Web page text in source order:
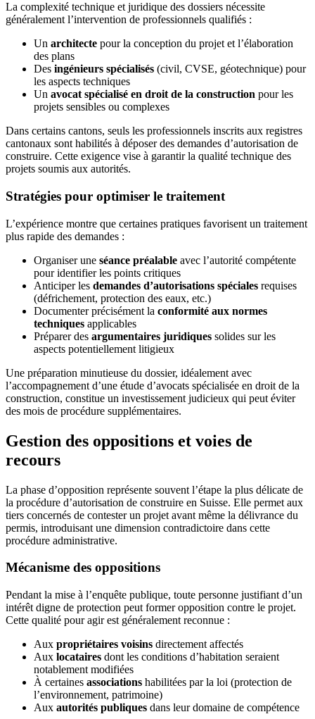
La complexité technique et juridique des dossiers nécessite
généralement l’intervention de professionnels qualifiés :
Un architecte pour la conception du projet et l’élaboration
des plans
Des ingénieurs spécialisés (civil, CVSE, géotechnique) pour
les aspects techniques
Un avocat spécialisé en droit de la construction pour les
projets sensibles ou complexes
Dans certains cantons, seuls les professionnels inscrits aux registres
cantonaux sont habilités à déposer des demandes d’autorisation de
construire. Cette exigence vise à garantir la qualité technique des
projets soumis aux autorités.
Stratégies pour optimiser le traitement
L’expérience montre que certaines pratiques favorisent un traitement
plus rapide des demandes :
Organiser une séance préalable avec l’autorité compétente
pour identifier les points critiques
Anticiper les demandes d’autorisations spéciales requises
(défrichement, protection des eaux, etc.)
Documenter précisément la conformité aux normes
techniques applicables
Préparer des argumentaires juridiques solides sur les
aspects potentiellement litigieux
Une préparation minutieuse du dossier, idéalement avec
l’accompagnement d’une étude d’avocats spécialisée en droit de la
construction, constitue un investissement judicieux qui peut éviter
des mois de procédure supplémentaires.
Gestion des oppositions et voies de
recours
La phase d’opposition représente souvent l’étape la plus délicate de
la procédure d’autorisation de construire en Suisse. Elle permet aux
tiers concernés de contester un projet avant même la délivrance du
permis, introduisant une dimension contradictoire dans cette
procédure administrative.
Mécanisme des oppositions
Pendant la mise à l’enquête publique, toute personne justifiant d’un
intérêt digne de protection peut former opposition contre le projet.
Cette qualité pour agir est généralement reconnue :
Aux propriétaires voisins directement affectés
Aux locataires dont les conditions d’habitation seraient
notablement modifiées
À certaines associations habilitées par la loi (protection de
l’environnement, patrimoine)
Aux autorités publiques dans leur domaine de compétence